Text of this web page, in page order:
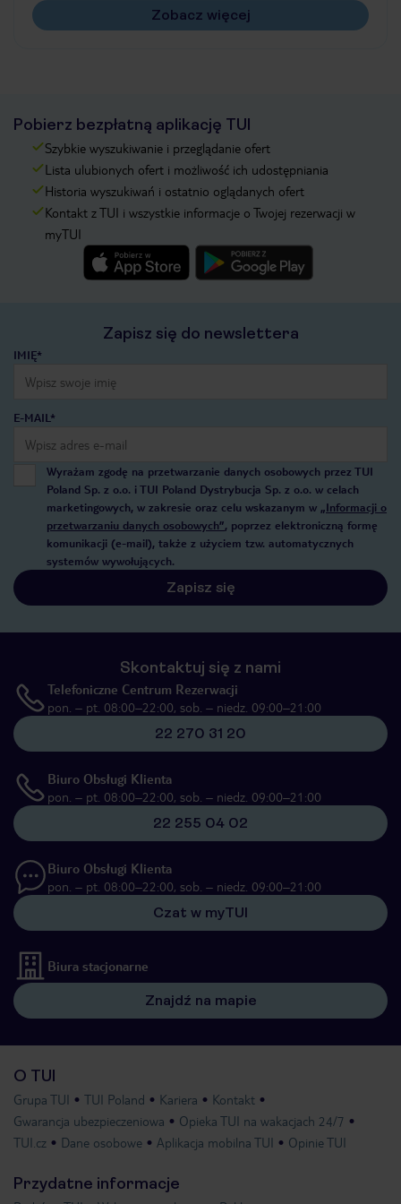
Zobacz więcej
Pobierz bezpłatną aplikację TUI
Szybkie wyszukiwanie i przeglądanie ofert
Lista ulubionych ofert i możliwość ich udostępniania
Historia wyszukiwań i ostatnio oglądanych ofert
Kontakt z TUI i wszystkie informacje o Twojej rezerwacji w
myTUI
Zapisz się do newslettera
IMIĘ*
E-MAIL*
Wyrażam zgodę na przetwarzanie danych osobowych przez TUI
Poland Sp. z o.o. i TUI Poland Dystrybucja Sp. z o.o. w celach
marketingowych, w zakresie oraz celu wskazanym w „Informacji o
przetwarzaniu danych osobowych”, poprzez elektroniczną formę
komunikacji (e-mail), także z użyciem tzw. automatycznych
systemów wywołujących.
Zapisz się
Skontaktuj się z nami
Telefoniczne Centrum Rezerwacji
pon. – pt. 08:00–22:00, sob. – niedz. 09:00–21:00
22 270 31 20
Biuro Obsługi Klienta
pon. – pt. 08:00–22:00, sob. – niedz. 09:00–21:00
22 255 04 02
Biuro Obsługi Klienta
pon. – pt. 08:00–22:00, sob. – niedz. 09:00–21:00
Czat w myTUI
Biura stacjonarne
Znajdź na mapie
O TUI
Grupa TUI TUI Poland Kariera
Kontakt
Gwarancja ubezpieczeniowa
Opieka TUI na wakacjach 24/7
TUI.cz
Dane osobowe Aplikacja mobilna TUI Opinie TUI
Przydatne informacje